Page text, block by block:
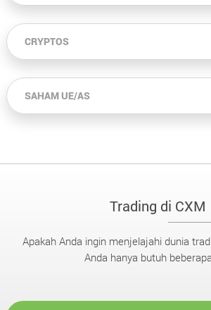
CRYPTOS
SAHAM UE/AS
Trading di CXM
Apakah Anda ingin menjelajahi dunia
Anda hanya butuh